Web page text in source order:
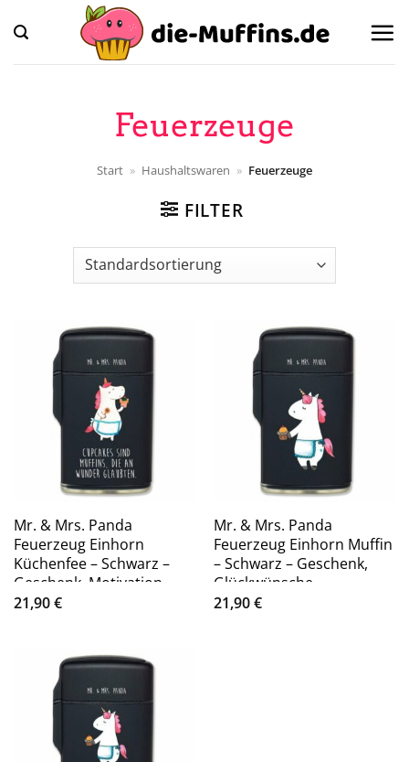
Inhalt
springen
Feuerzeuge
Start » Haushaltswaren » Feuerzeuge
FILTER
Mr. & Mrs. Panda
Feuerzeug Einhorn
Küchenfee – Schwarz –
Geschenk, Motivation,
Muffin, Kuchen, P (1-St)
21,90€
Mr. & Mrs. Panda
Feuerzeug Einhorn Muffin
– Schwarz – Geschenk,
Glückwünsche,
Liebesgrüße, Einhö (1-St)
21,90€